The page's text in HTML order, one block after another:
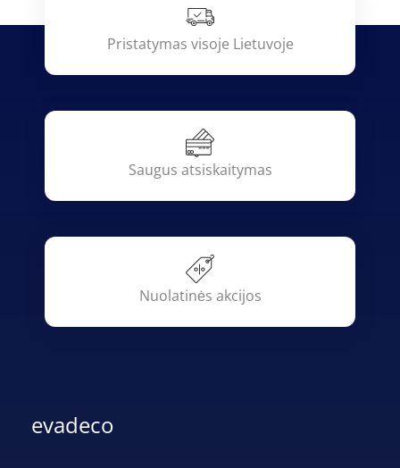
Pristatymas visoje Lietuvoje
Saugus atsiskaitymas
Nuolatinės akcijos
evadeco